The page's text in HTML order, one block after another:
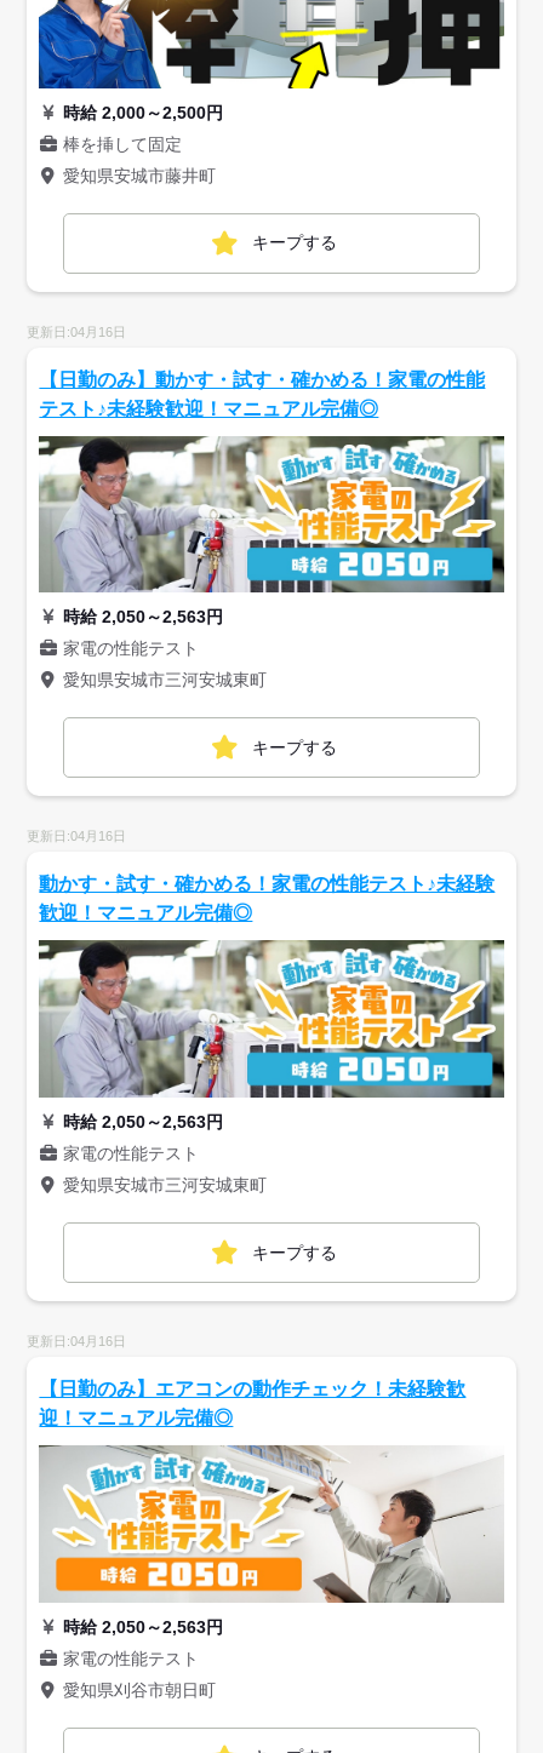
時給 2,000～2,500円
棒を挿して固定
愛知県安城市藤井町
キープする
更新日:04月16日
【日勤のみ】動かす・試す・確かめる！家電の性能
テスト♪未経験歓迎！マニュアル完備◎
時給 2,050～2,563円
家電の性能テスト
愛知県安城市三河安城東町
キープする
更新日:04月16日
動かす・試す・確かめる！家電の性能テスト♪未経験
歓迎！マニュアル完備◎
時給 2,050～2,563円
家電の性能テスト
愛知県安城市三河安城東町
キープする
更新日:04月16日
【日勤のみ】エアコンの動作チェック！未経験歓
迎！マニュアル完備◎
時給 2,050～2,563円
家電の性能テスト
愛知県刈谷市朝日町